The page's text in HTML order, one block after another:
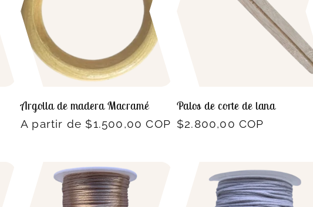
Argolla de madera Macramé
Precio
A partir de $1.500,00 COP
Palos de corte de lana
Precio
$2.800,00 COP